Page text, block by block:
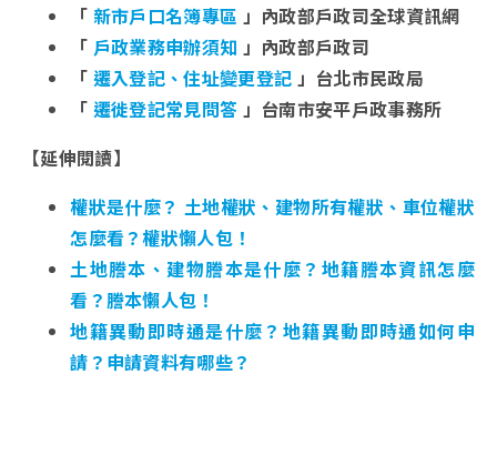
「 新市戶口名簿專區 」內政部戶政司全球資訊網
「 戶政業務申辦須知 」內政部戶政司
「 遷入登記、住址變更登記 」台北市民政局
「 遷徙登記常見問答 」台南市安平戶政事務所
【延伸閱讀】
權狀是什麼？ 土地權狀、建物所有權狀、車位權狀
怎麼看？權狀懶人包！
土地謄本、建物謄本是什麼？地籍謄本資訊怎麼
看？謄本懶人包！
地籍異動即時通是什麼？地籍異動即時通如何申
請？申請資料有哪些？